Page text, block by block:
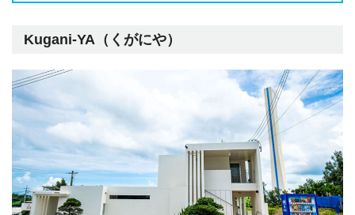
Kugani-YA（くがにや）